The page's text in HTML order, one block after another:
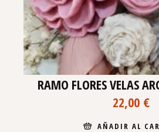
RAMO FLORES VELAS
22,00 €
AÑADIR AL